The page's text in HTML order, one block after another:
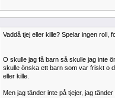
Vaddå tjej eller kille? Spelar ingen roll,
O skulle jag få barn så skulle jag inte
skulle önska ett barn som var friskt o
eller kille.
Men jag tänder inte på tjejer, jag